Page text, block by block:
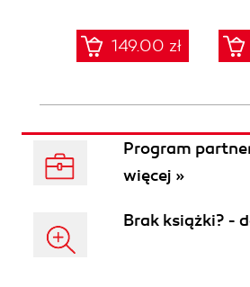
149.00 zł
Program
więcej »
Brak książki? -